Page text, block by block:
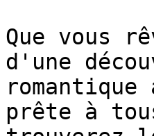
Que vous
d'une
prête à